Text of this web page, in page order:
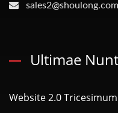
Ultimae
Website 2.0